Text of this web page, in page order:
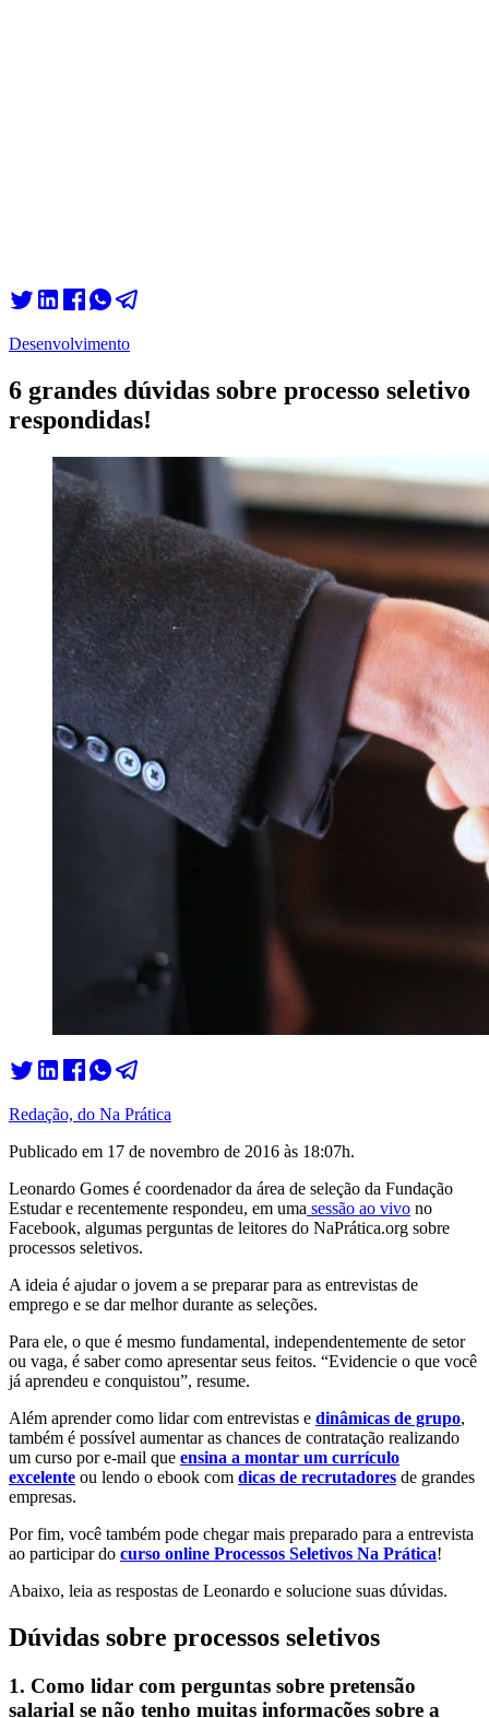
Desenvolvimento
6 grandes dúvidas sobre processo seletivo
respondidas!
Redação, do Na Prática
Publicado em 17 de novembro de 2016 às 18:07h.
Leonardo Gomes é coordenador da área de seleção da Fundação
Estudar e recentemente respondeu, em uma sessão ao vivo no
Facebook, algumas perguntas de leitores do NaPrática.org sobre
processos seletivos.
A ideia é ajudar o jovem a se preparar para as entrevistas de
emprego e se dar melhor durante as seleções.
Para ele, o que é mesmo fundamental, independentemente de setor
ou vaga, é saber como apresentar seus feitos. “Evidencie o que você
já aprendeu e conquistou”, resume.
Além aprender como lidar com entrevistas e dinâmicas de grupo,
também é possível aumentar as chances de contratação realizando
um curso por e-mail que ensina a montar um currículo
excelente ou lendo o ebook com dicas de recrutadores de grandes
empresas.
Por fim, você também pode chegar mais preparado para a entrevista
ao participar do curso online Processos Seletivos Na Prática!
Abaixo, leia as respostas de Leonardo e solucione suas dúvidas.
Dúvidas sobre processos seletivos
1. Como lidar com perguntas sobre pretensão
salarial se não tenho muitas informações sobre a